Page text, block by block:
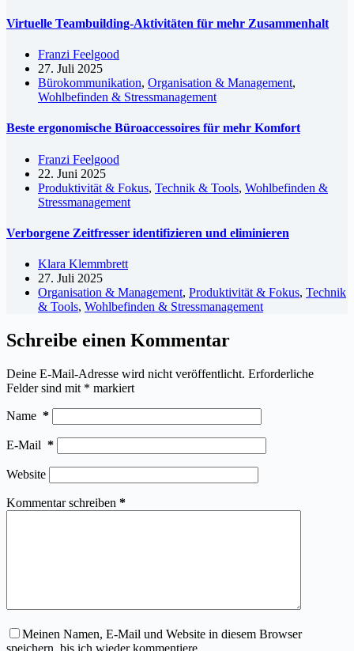
Virtuelle Teambuilding-Aktivitäten für mehr Zusammenhalt
Franzi Feelgood
27. Juli 2025
Bürokommunikation, Organisation & Management,
Wohlbefinden & Stressmanagement
Beste ergonomische Büroaccessoires für mehr Komfort
Franzi Feelgood
22. Juni 2025
Produktivität & Fokus, Technik & Tools, Wohlbefinden &
Stressmanagement
Verborgene Zeitfresser identifizieren und eliminieren
Klara Klemmbrett
27. Juli 2025
Organisation & Management, Produktivität & Fokus, Technik
& Tools, Wohlbefinden & Stressmanagement
Schreibe einen Kommentar
Deine E-Mail-Adresse wird nicht veröffentlicht. Erforderliche
Felder sind mit * markiert
Name *
E-Mail *
Website
Kommentar schreiben *
Meinen Namen, E-Mail und Website in diesem Browser
speichern, bis ich wieder kommentiere.